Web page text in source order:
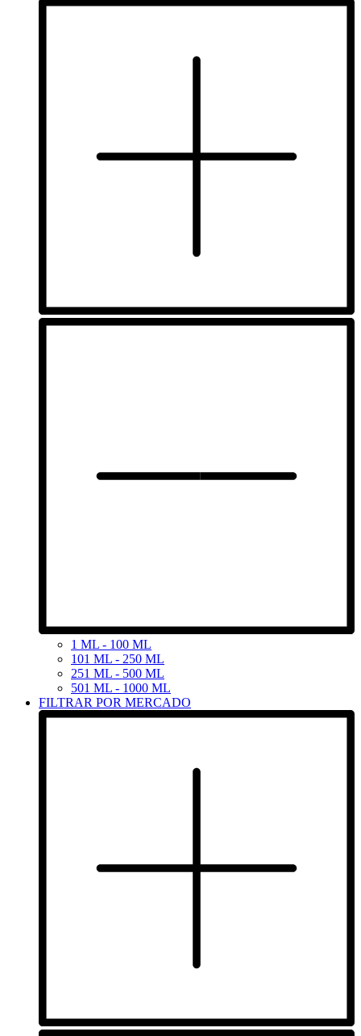
1 ML - 100 ML
101 ML - 250 ML
251 ML - 500 ML
501 ML - 1000 ML
FILTRAR POR MERCADO